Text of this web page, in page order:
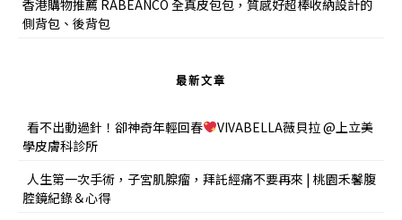
香港購物推薦 RABEANCO 全真皮包包，質感好超棒收納設計的
側背包、後背包
最新文章
看不出動過針！卻神奇年輕回春
VIVABELLA薇貝拉 @上立美
學皮膚科診所
人生第一次手術，子宮肌腺瘤，拜託經痛不要再來 | 桃園禾馨腹
腔鏡紀錄＆心得